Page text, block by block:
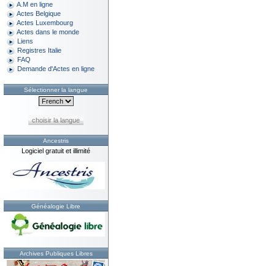
A.M en ligne
Actes Belgique
Actes Luxembourg
Actes dans le monde
Liens
Registres Italie
FAQ
Demande d'Actes en ligne
Sélectionner la langue
choisir la langue
Ancestris
Logiciel gratuit et illimité
Généalogie Libre
Archives Publiques Libres